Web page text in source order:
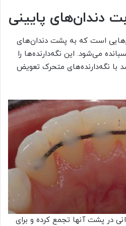
دندان‌های پایینی
است که به پشت دندان‌های
می‌شود. این نگه‌دارنده‌ها را
با نگه‌دارنده‌های متحرک تعویض
در پشت آنها تجمع کرده و برای